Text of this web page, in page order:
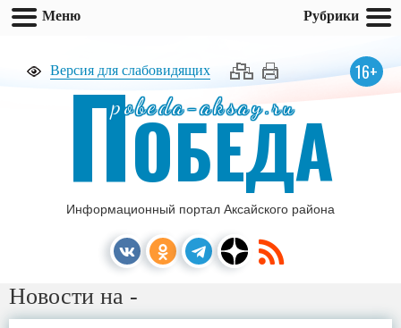
Версия для слабовидящих 16+
pobeda-aksay.ru
ПОБЕДА
Информационный портал Аксайского района
Новости на -
Меню Рубрики